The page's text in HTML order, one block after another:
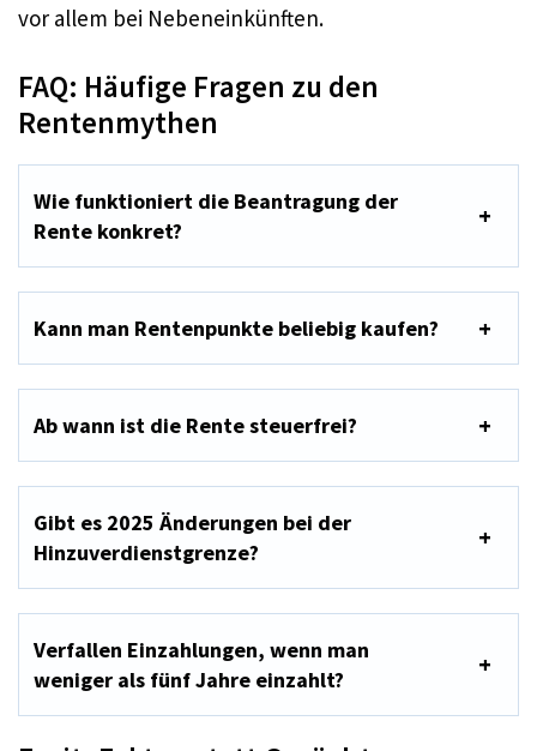
vor allem bei Nebeneinkünften.
FAQ: Häufige Fragen zu den
Rentenmythen
Wie funktioniert die Beantragung der
Rente konkret?
Kann man Rentenpunkte beliebig kaufen?
Ab wann ist die Rente steuerfrei?
Gibt es 2025 Änderungen bei der
Hinzuverdienstgrenze?
Verfallen Einzahlungen, wenn man
weniger als fünf Jahre einzahlt?